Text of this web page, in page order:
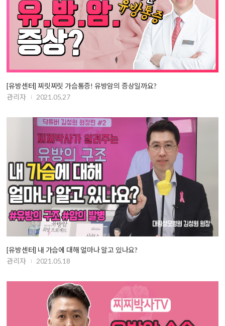
[유방센터] 찌릿찌릿 가슴통증! 유방암의 증상일까요?
관리자
2021.05.27
[유방센터] 내 가슴에 대해 얼마나 알고 있나요?
관리자
2021.05.18